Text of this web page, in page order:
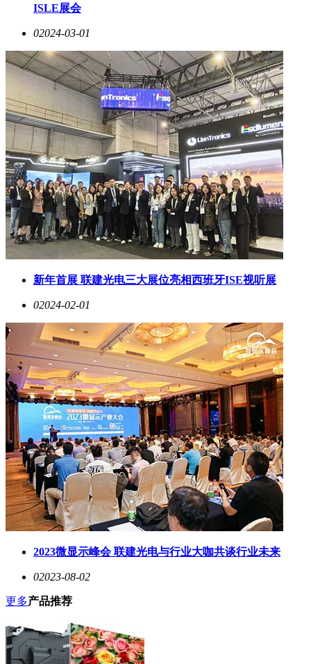
ISLE展会
02024-03-01
新年首展 联建光电三大展位亮相西班牙ISE视听展
02024-02-01
2023微显示峰会 联建光电与行业大咖共谈行业未来
02023-08-02
更多产品推荐